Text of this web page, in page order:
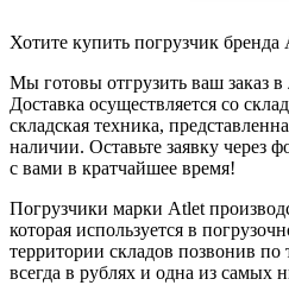
Хотите купить погрузчик бренда
Мы готовы отгрузить ваш заказ
Доставка осуществляется со
складская техника,
наличии. Оставьте заявку через
с вами в кратчайшее время!
Погрузчики марки Atlet
которая используется в
территории складов позвонив
всегда в рублях и одна из самых